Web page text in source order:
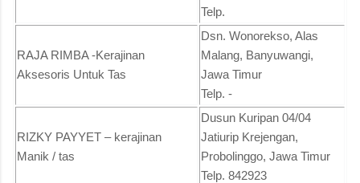
Telp.
RAJA RIMBA -Kerajinan
Aksesoris Untuk Tas
Dsn. Wonorekso, Alas
Malang, Banyuwangi,
Jawa Timur
Telp. -
RIZKY PAYYET – kerajinan
Manik / tas
Dusun Kuripan 04/04
Jatiurip Krejengan,
Probolinggo, Jawa Timur
Telp. 842923